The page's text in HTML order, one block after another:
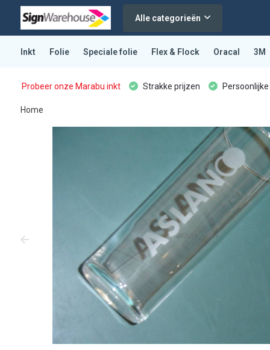
Alle categorieën
Inkt Folie Speciale folie Flex & Flock Oracal 3M
Probeer onze Marabu inkt Strakke prijzen
Home